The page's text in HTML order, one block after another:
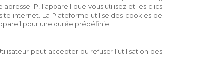
IP, l’appareil que vous utilisez et les clics
internet. La Plateforme utilise des cookies de
pour une durée prédéfinie.
peut accepter ou refuser l’utilisation des